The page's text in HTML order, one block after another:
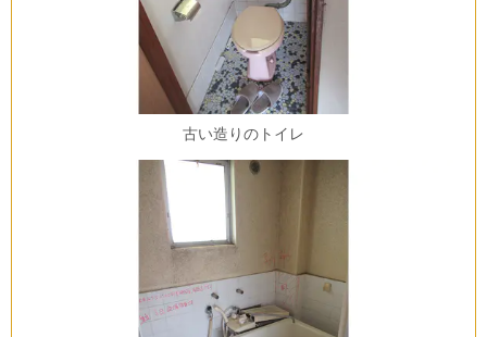
古い造りのトイレ